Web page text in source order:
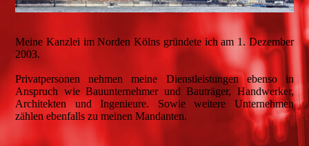
Meine Kanzlei im Norden Kölns gründete ich am 1. Dezember
2003.
Privatpersonen nehmen meine Dienstleistungen ebenso in
Anspruch wie Bauunternehmer und Bauträger, Handwerker,
Architekten und Ingenieure. Sowie weitere Unternehmen
zählen ebenfalls zu meinen Mandanten.